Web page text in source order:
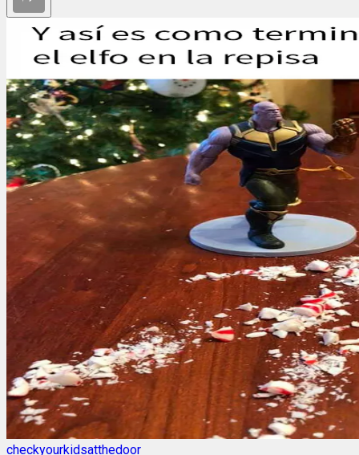
checkyourkidsatthedoor